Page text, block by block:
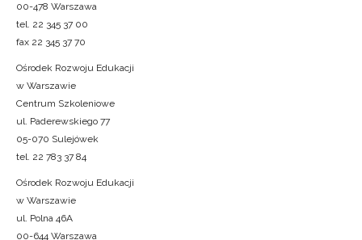
00-478 Warszawa
tel. 22 345 37 00
fax 22 345 37 70
Ośrodek Rozwoju Edukacji
w Warszawie
Centrum Szkoleniowe
ul. Paderewskiego 77
05-070 Sulejówek
tel. 22 783 37 84
Ośrodek Rozwoju Edukacji
w Warszawie
ul. Polna 46A
00-644 Warszawa